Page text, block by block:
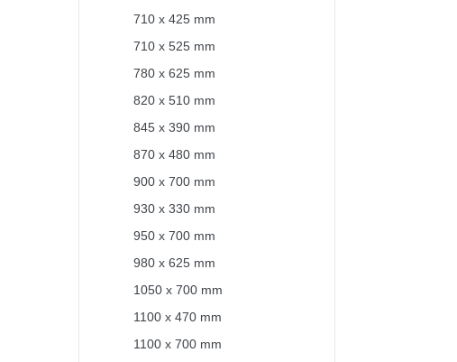
710 x 425 mm
710 x 525 mm
780 x 625 mm
820 x 510 mm
845 x 390 mm
870 x 480 mm
900 x 700 mm
930 x 330 mm
950 x 700 mm
980 x 625 mm
1050 x 700 mm
1100 x 470 mm
1100 x 700 mm